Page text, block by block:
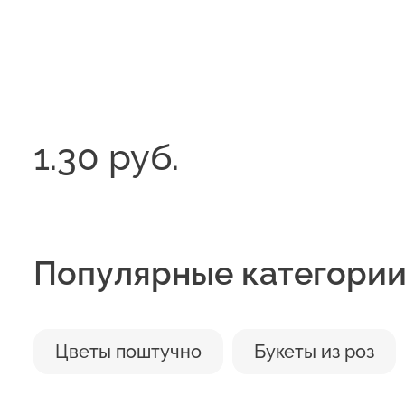
1.30 руб.
5. Обязательно
7. Выбирая место
любят сухой жаркий
Популярные категории
Цветы поштучно Букеты из роз